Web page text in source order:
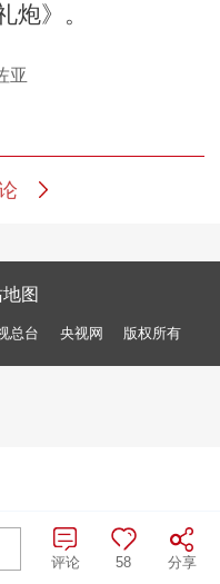
炮》。
亚
图
总台 央视网 版权所有
分享
58
评论